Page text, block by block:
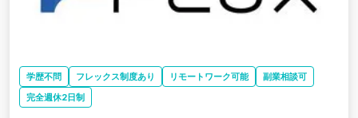
学歴不問 フレックス制度あり リモートワーク可能
副業相談可
完全週休2日制